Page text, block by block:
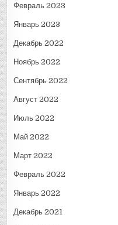
Февраль 2023
Январь 2023
Декабрь 2022
Ноябрь 2022
Сентябрь 2022
Август 2022
Июль 2022
Май 2022
Март 2022
Февраль 2022
Январь 2022
Декабрь 2021